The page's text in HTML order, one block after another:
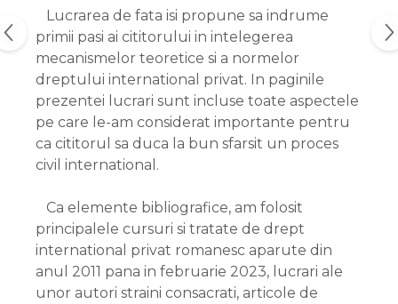
Lucrarea de fata isi propune sa indrume
primii pasi ai cititorului in intelegerea
mecanismelor teoretice si a normelor
dreptului international privat. In paginile
prezentei lucrari sunt incluse toate aspectele
pe care le-am considerat importante pentru
ca cititorul sa duca la bun sfarsit un proces
civil international.
Ca elemente bibliografice, am folosit
principalele cursuri si tratate de drept
international privat romanesc aparute din
anul 2011 pana in februarie 2023, lucrari ale
unor autori straini consacrati, articole de